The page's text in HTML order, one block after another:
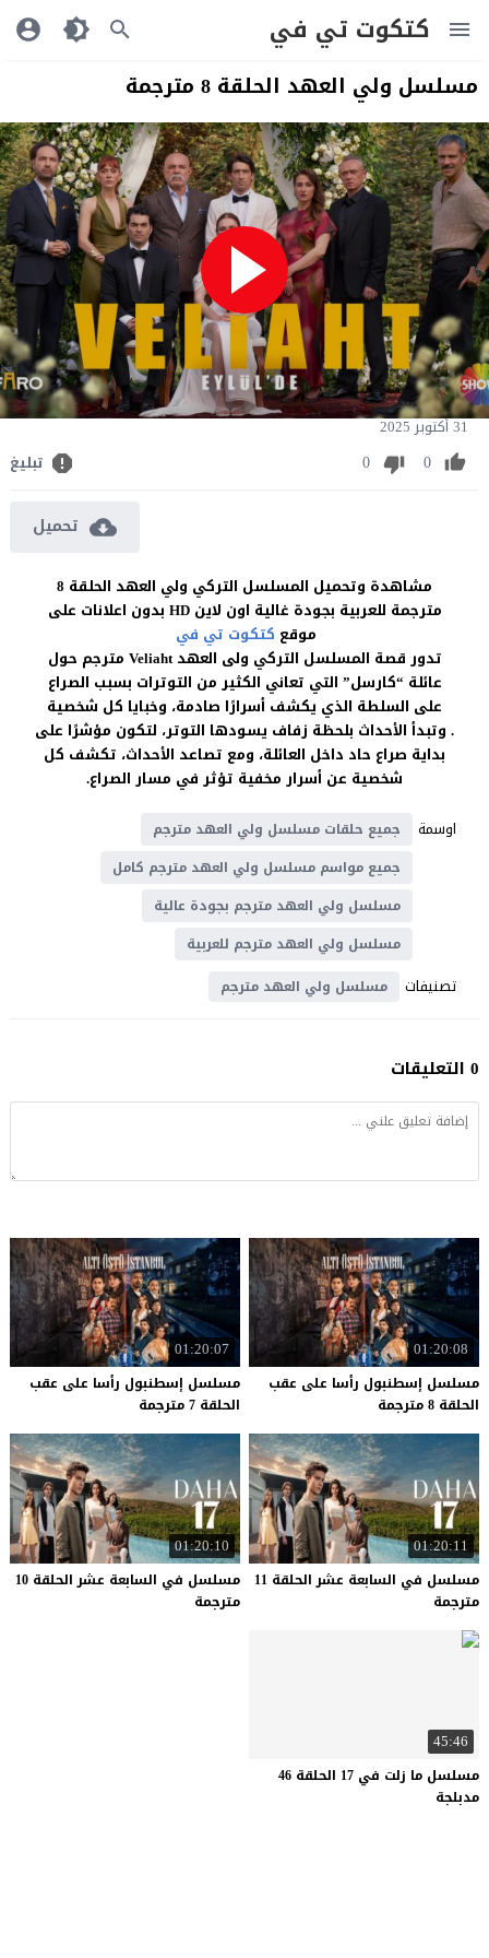
كتكوت تي في
مسلسل ولي العهد الحلقة 8 مترجمة
31 أكتوبر 2025
0
0 تبليغ
تحميل
مشاهدة وتحميل المسلسل التركي ولي العهد الحلقة 8
مترجمة للعربية بجودة غالية اون لاين HD بدون اعلانات على
موقع كتكوت تي في
تدور قصة المسلسل التركي ولى العهد Veliaht مترجم حول
عائلة “كارسل” التي تعاني الكثير من التوترات بسبب الصراع
على السلطة الذي يكشف أسرارًا صادمة، وخبايا كل شخصية
. وتبدأ الأحداث بلحظة زفاف يسودها التوتر، لتكون مؤشرًا على
بداية صراع حاد داخل العائلة، ومع تصاعد الأحداث، تكشف كل
شخصية عن أسرار مخفية تؤثر في مسار الصراع.
اوسمة
جميع حلقات مسلسل ولي العهد مترجم
جميع مواسم مسلسل ولي العهد مترجم كامل
مسلسل ولي العهد مترجم بجودة عالية
مسلسل ولي العهد مترجم للعربية
تصنيفات مسلسل ولي العهد مترجم
0 التعليقات
01:20:08
مسلسل إسطنبول رأسا على عقب
الحلقة 8 مترجمة
01:20:07
مسلسل إسطنبول رأسا على عقب
الحلقة 7 مترجمة
01:20:11
مسلسل في السابعة عشر الحلقة 11
مترجمة
01:20:10
مسلسل في السابعة عشر الحلقة 10
مترجمة
45:46
مسلسل ما زلت في 17 الحلقة 46
مدبلجة